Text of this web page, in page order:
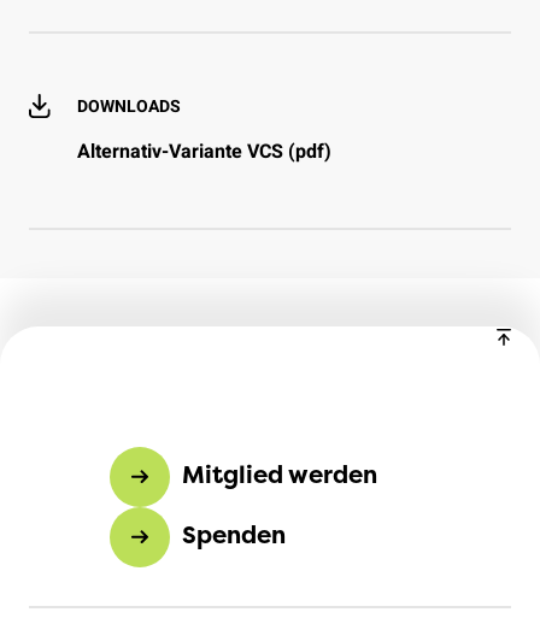
DOWNLOADS
Alternativ-Variante VCS (pdf)
Mitglied werden
Spenden